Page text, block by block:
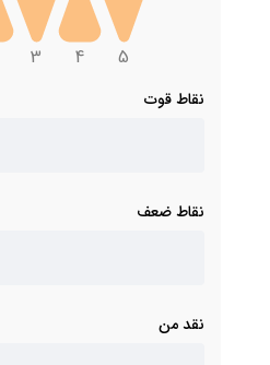
3 4 5
نقاط قوت
نقاط ضعف
نقد من